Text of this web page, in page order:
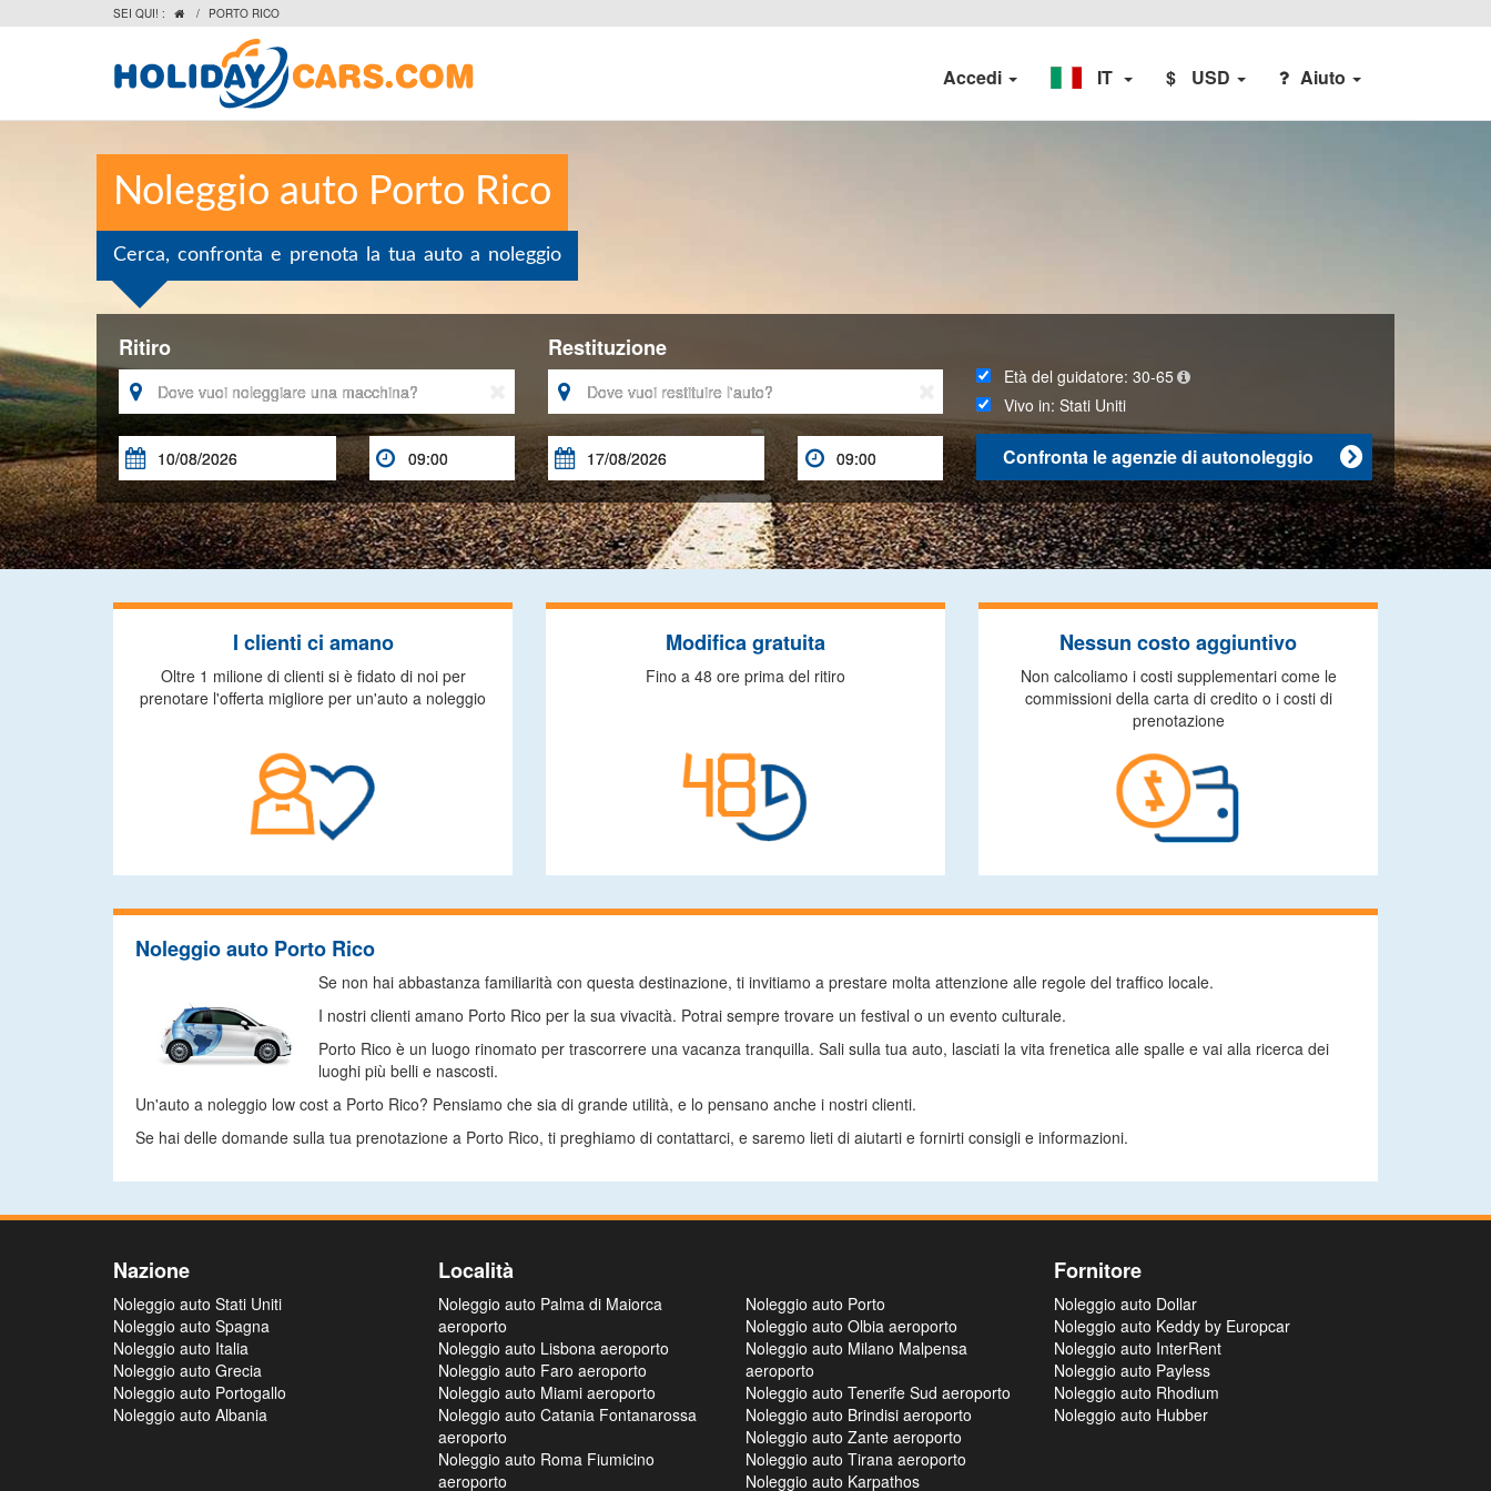
SEI QUI! :  / PORTO RICO
Accedi IT $ USD Aiuto
Noleggio auto Porto Rico
Cerca, confronta e prenota la tua auto a noleggio
Ritiro

 
Restituzione

 
Età del guidatore:30-65
Vivo in:Stati Uniti

Confronta le agenzie di autonoleggio
I clienti ci amano
Oltre 1 milione di clienti si è fidato di noi per
prenotare l'offerta migliore per un'auto a noleggio
Modifica gratuita
Fino a 48 ore prima del ritiro
Nessun costo aggiuntivo
Non calcoliamo i costi supplementari come le
commissioni della carta di credito o i costi di
prenotazione
Noleggio auto Porto Rico
Se non hai abbastanza familiarità con questa destinazione, ti invitiamo a prestare molta attenzione alle regole del traffico locale.
I nostri clienti amano Porto Rico per la sua vivacità. Potrai sempre trovare un festival o un evento culturale.
Porto Rico è un luogo rinomato per trascorrere una vacanza tranquilla. Sali sulla tua auto, lasciati la vita frenetica alle spalle e vai alla ricerca dei
luoghi più belli e nascosti.
Un'auto a noleggio low cost a Porto Rico? Pensiamo che sia di grande utilità, e lo pensano anche i nostri clienti.
Se hai delle domande sulla tua prenotazione a Porto Rico, ti preghiamo di contattarci, e saremo lieti di aiutarti e fornirti consigli e informazioni.
Nazione
Noleggio auto Stati Uniti
Noleggio auto Spagna
Noleggio auto Italia
Noleggio auto Grecia
Noleggio auto Portogallo
Noleggio auto Albania
Località
Noleggio auto Palma di Maiorca
aeroporto
Noleggio auto Lisbona aeroporto
Noleggio auto Faro aeroporto
Noleggio auto Miami aeroporto
Noleggio auto Catania Fontanarossa
aeroporto
Noleggio auto Roma Fiumicino
aeroporto
Noleggio auto Porto
Noleggio auto Olbia aeroporto
Noleggio auto Milano Malpensa
aeroporto
Noleggio auto Tenerife Sud aeroporto
Noleggio auto Brindisi aeroporto
Noleggio auto Zante aeroporto
Noleggio auto Tirana aeroporto
Noleggio auto Karpathos
Fornitore
Noleggio auto Dollar
Noleggio auto Keddy by Europcar
Noleggio auto InterRent
Noleggio auto Payless
Noleggio auto Rhodium
Noleggio auto Hubber